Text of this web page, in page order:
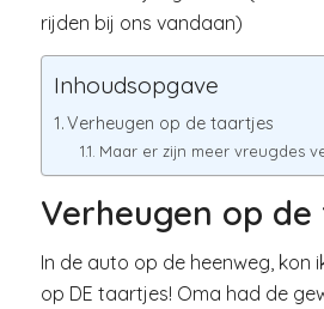
rijden bij ons vandaan)
Inhoudsopgave
Verheugen op de taartjes
Maar er zijn meer vreugdes
Verheugen op
In de auto op de heenweg, kon
op DE taartjes! Oma had de